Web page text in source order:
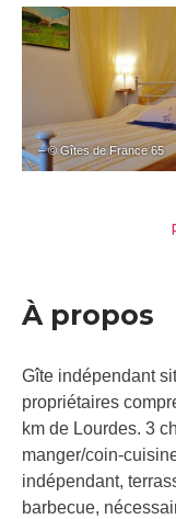
– © Gîtes de France 65
À propos
Gîte indépendant
propriétaires
km de Lourdes. 3
manger/coin-
indépendant,
barbecue,